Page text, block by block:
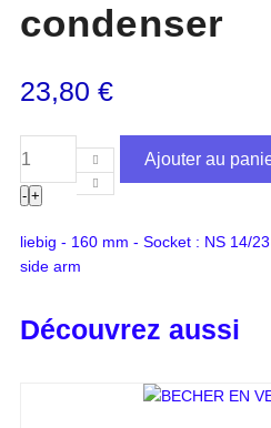
condenser
23,80 €
- +
Ajouter au
liebig - 160 mm - Socket : NS 14/
side arm
Découvrez aussi